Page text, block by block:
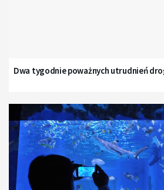
Dwa tygodnie poważnych utrudnień